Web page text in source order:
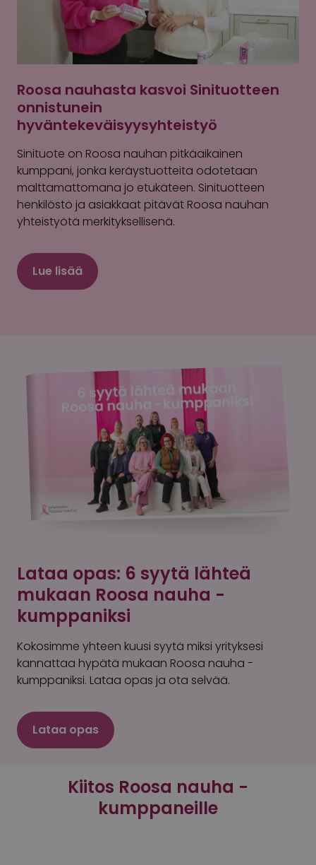
Roosa nauhasta kasvoi Sinituotteen
onnistunein
hyväntekeväisyysyhteistyö
Sinituote on Roosa nauhan pitkäaikainen
kumppani, jonka keräystuotteita odotetaan
malttamattomana jo etukäteen. Sinituotteen
henkilöstö ja asiakkaat pitävät Roosa nauhan
yhteistyötä merkityksellisenä.
Lue lisää
Lataa opas: 6 syytä lähteä
mukaan Roosa nauha -
kumppaniksi
Kokosimme yhteen kuusi syytä miksi yrityksesi
kannattaa hypätä mukaan Roosa nauha -
kumppaniksi. Lataa opas ja ota selvää.
Lataa opas
Kiitos Roosa nauha -
kumppaneille